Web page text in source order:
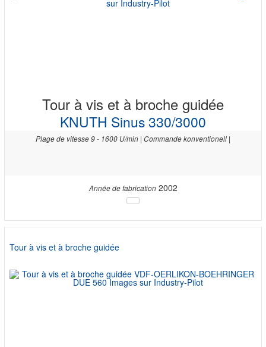
Tour à vis et à broche guidée
KNUTH Sinus 330/3000
Plage de vitesse 9 - 1600 U/min | Commande konventionell |
Année de fabrication2002
Tour à vis et à broche guidée